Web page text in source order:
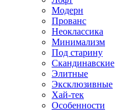
Модерн
Прованс
Неоклассика
Минимализм
Под старину
Скандинавские
Элитные
Эксклюзивные
Хай-тек
Особенности